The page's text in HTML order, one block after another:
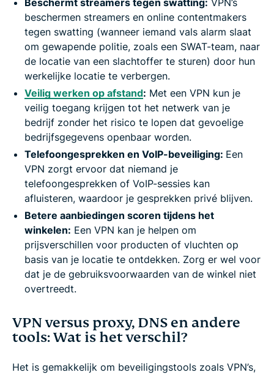
Beschermt streamers tegen swatting: VPN’s
beschermen streamers en online contentmakers
tegen swatting (wanneer iemand vals alarm slaat
om gewapende politie, zoals een SWAT-team, naar
de locatie van een slachtoffer te sturen) door hun
werkelijke locatie te verbergen.
Veilig werken op afstand: Met een VPN kun je
veilig toegang krijgen tot het netwerk van je
bedrijf zonder het risico te lopen dat gevoelige
bedrijfsgegevens openbaar worden.
Telefoongesprekken en VoIP-beveiliging: Een
VPN zorgt ervoor dat niemand je
telefoongesprekken of VoIP-sessies kan
afluisteren, waardoor je gesprekken privé blijven.
Betere aanbiedingen scoren tijdens het
winkelen: Een VPN kan je helpen om
prijsverschillen voor producten of vluchten op
basis van je locatie te ontdekken. Zorg er wel voor
dat je de gebruiksvoorwaarden van de winkel niet
overtreedt.
VPN versus proxy, DNS en andere
tools: Wat is het verschil?
Het is gemakkelijk om beveiligingstools zoals VPN’s,